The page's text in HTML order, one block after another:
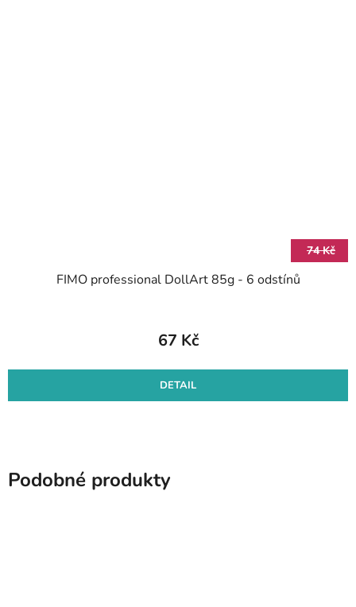
74 Kč
FIMO professional DollArt 85g - 6 odstínů
67 Kč
DETAIL
Podobné produkty